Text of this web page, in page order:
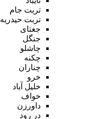
تربت جام
تربت حیدریه
جغتای
جنگل
چاشلو
چکنه
چناران
خرو
خلیل آباد
خواف
داورزن
در رود